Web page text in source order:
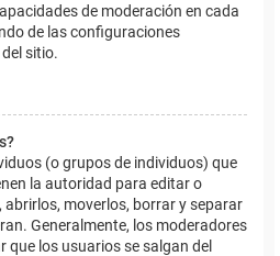
de moderación en cada
de las configuraciones
sitio.
(o grupos de individuos) que
la autoridad para editar o
abrirlos, moverlos, borrar y separar
Generalmente, los moderadores
que los usuarios se salgan del